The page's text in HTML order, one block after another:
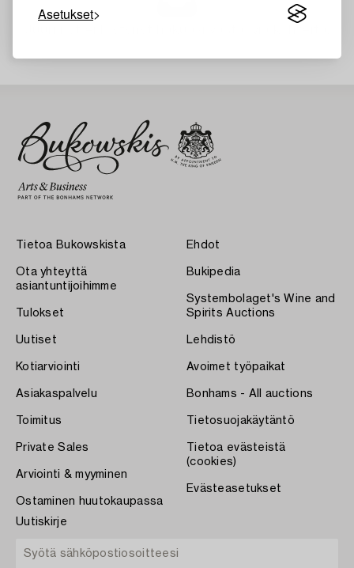
Asetukset
Tietoa Bukowskista
Ota yhteyttä
asiantuntijoihimme
Tulokset
Uutiset
Kotiarviointi
Asiakaspalvelu
Toimitus
Private Sales
Arviointi & myyminen
Ostaminen huutokaupassa
Ehdot
Bukipedia
Systembolaget's Wine and
Spirits Auctions
Lehdistö
Avoimet työpaikat
Bonhams - All auctions
Tietosuojakäytäntö
Tietoa evästeistä
(cookies)
Evästeasetukset
Uutiskirje